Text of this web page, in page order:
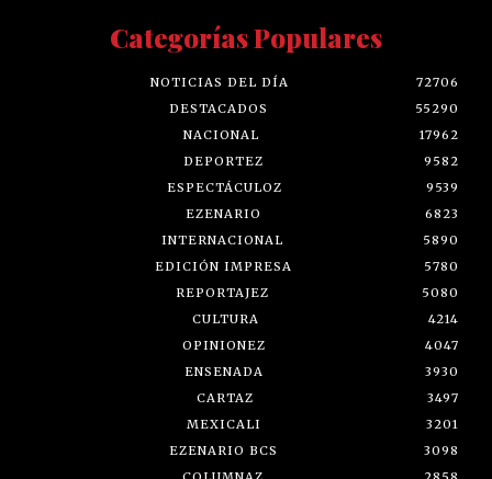
Categorías Populares
NOTICIAS DEL DÍA
72706
DESTACADOS
55290
NACIONAL
17962
DEPORTEZ
9582
ESPECTÁCULOZ
9539
EZENARIO
6823
INTERNACIONAL
5890
EDICIÓN IMPRESA
5780
REPORTAJEZ
5080
CULTURA
4214
OPINIONEZ
4047
ENSENADA
3930
CARTAZ
3497
MEXICALI
3201
EZENARIO BCS
3098